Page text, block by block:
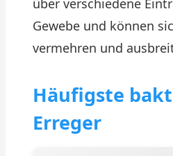
über verschiedene
Gewebe und können
vermehren und
Häufigste
Erreger